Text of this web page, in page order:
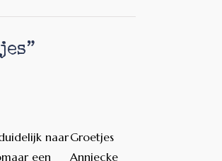
”
naar
een
Groetjes
Anniecke